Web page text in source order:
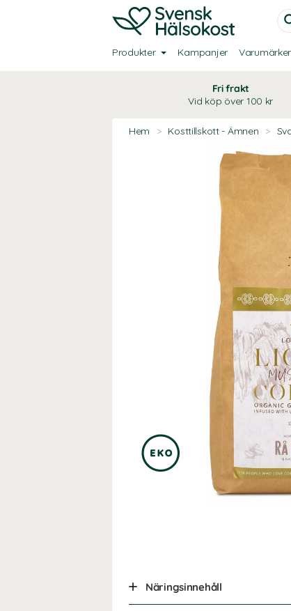
Produkter Kampanjer
Fri frakt
Vid köp över 100 kr
Hem > Kosttillskott - Ämnen >
Näringsinnehåll